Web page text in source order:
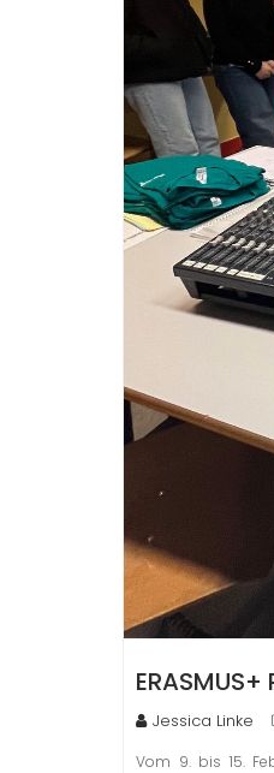
Jessica Linke
Vom 9. bis 15.